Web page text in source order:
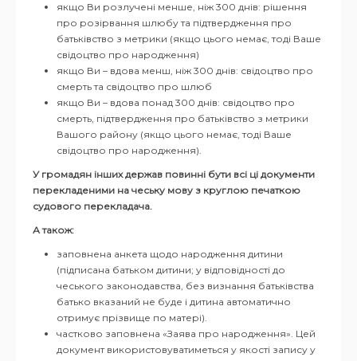
якщо Ви розлучені менше, ніж 300 днів: рішення
про розірвання шлюбу та підтвердження про
батьківство з метрики (якщо цього немає, тоді Ваше
свідоцтво про народження)
якщо Ви – вдова менш, ніж 300 днів: свідоцтво про
смерть та свідоцтво про шлюб
якщо Ви – вдова понад 300 днів: свідоцтво про
смерть, підтвердження про батьківство з метрики
Вашого району (якщо цього немає, тоді Ваше
свідоцтво про народження).
У громадян інших держав повинні бути всі ці документи
перекладеними на чеську мову з круглою печаткою
судового перекладача.
А також:
заповнена анкета щодо народження дитини
(підписана батьком дитини; у відповідності до
чеського законодавства, без визнання батьківства
батько вказаний не буде і дитина автоматично
отримує прізвище по матері).
частково заповнена «Заява про народження». Цей
документ використовуватиметься у якості запису у